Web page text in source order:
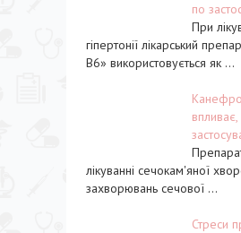
по
При
гіпертонії лікарський
В6» використовується як ...
лікуванні сечокам'яної
захворювань сечової ...
Стреси